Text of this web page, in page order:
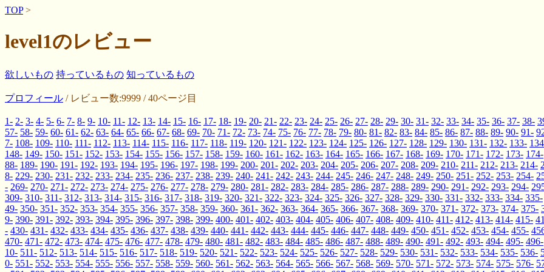
TOP>
level1のレビュー
欲しいもの 持っているもの 知っているもの
プロフィール / レビュー数:9999 / 40ページ目
1- 2- 3- 4- 5- 6- 7- 8- 9- 10- 11- 12- 13- 14- 15- 16- 17- 18- 19- 20- 21- 22- 23- 24- 25- 26- 27- 28- 29- 30- 31- 32- 33- 34- 35- 36- 37- 38-
57- 58- 59- 60- 61- 62- 63- 64- 65- 66- 67- 68- 69- 70- 71- 72- 73- 74- 75- 76- 77- 78- 79- 80- 81- 82- 83- 84- 85- 86- 87- 88- 89- 90- 91-
7- 108- 109- 110- 111- 112- 113- 114- 115- 116- 117- 118- 119- 120- 121- 122- 123- 124- 125- 126- 127- 128- 129- 130- 131- 132- 133-
148- 149- 150- 151- 152- 153- 154- 155- 156- 157- 158- 159- 160- 161- 162- 163- 164- 165- 166- 167- 168- 169- 170- 171- 172- 173- 174-
88- 189- 190- 191- 192- 193- 194- 195- 196- 197- 198- 199- 200- 201- 202- 203- 204- 205- 206- 207- 208- 209- 210- 211- 212- 213- 214-
8- 229- 230- 231- 232- 233- 234- 235- 236- 237- 238- 239- 240- 241- 242- 243- 244- 245- 246- 247- 248- 249- 250- 251- 252- 253- 254-
- 269- 270- 271- 272- 273- 274- 275- 276- 277- 278- 279- 280- 281- 282- 283- 284- 285- 286- 287- 288- 289- 290- 291- 292- 293- 294-
309- 310- 311- 312- 313- 314- 315- 316- 317- 318- 319- 320- 321- 322- 323- 324- 325- 326- 327- 328- 329- 330- 331- 332- 333- 334- 335-
49- 350- 351- 352- 353- 354- 355- 356- 357- 358- 359- 360- 361- 362- 363- 364- 365- 366- 367- 368- 369- 370- 371- 372- 373- 374- 375-
9- 390- 391- 392- 393- 394- 395- 396- 397- 398- 399- 400- 401- 402- 403- 404- 405- 406- 407- 408- 409- 410- 411- 412- 413- 414- 415-
- 430- 431- 432- 433- 434- 435- 436- 437- 438- 439- 440- 441- 442- 443- 444- 445- 446- 447- 448- 449- 450- 451- 452- 453- 454- 455-
470- 471- 472- 473- 474- 475- 476- 477- 478- 479- 480- 481- 482- 483- 484- 485- 486- 487- 488- 489- 490- 491- 492- 493- 494- 495- 496-
10- 511- 512- 513- 514- 515- 516- 517- 518- 519- 520- 521- 522- 523- 524- 525- 526- 527- 528- 529- 530- 531- 532- 533- 534- 535- 536-
0- 551- 552- 553- 554- 555- 556- 557- 558- 559- 560- 561- 562- 563- 564- 565- 566- 567- 568- 569- 570- 571- 572- 573- 574- 575- 576-